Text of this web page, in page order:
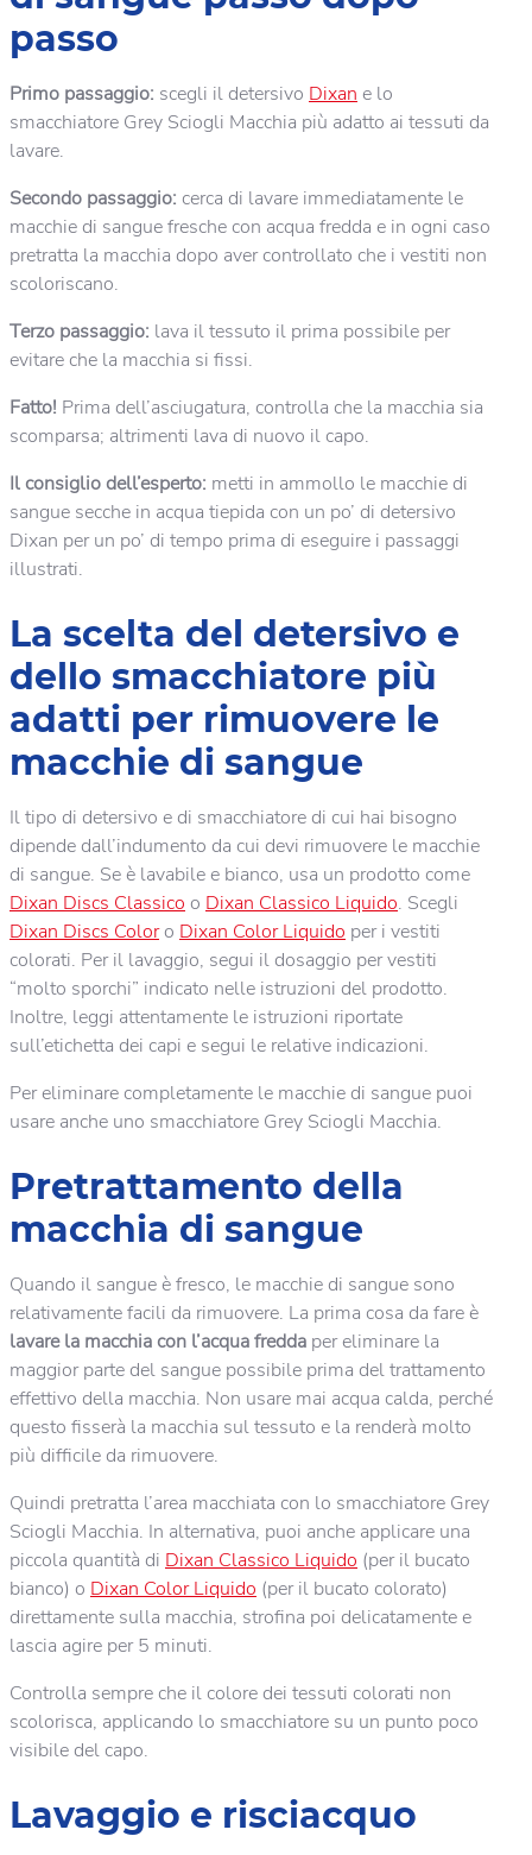
passo
Primo passaggio: scegli il detersivo Dixan e lo
smacchiatore Grey Sciogli Macchia più adatto ai tessuti da
lavare.
Secondo passaggio: cerca di lavare immediatamente le
macchie di sangue fresche con acqua fredda e in ogni caso
pretratta la macchia dopo aver controllato che i vestiti non
scoloriscano.
Terzo passaggio: lava il tessuto il prima possibile per
evitare che la macchia si fissi.
Fatto! Prima dell’asciugatura, controlla che la macchia sia
scomparsa; altrimenti lava di nuovo il capo.
Il consiglio dell’esperto: metti in ammollo le macchie di
sangue secche in acqua tiepida con un po’ di detersivo
Dixan per un po’ di tempo prima di eseguire i passaggi
illustrati.
La scelta del detersivo e
dello smacchiatore più
adatti per rimuovere le
macchie di sangue
Il tipo di detersivo e di smacchiatore di cui hai bisogno
dipende dall’indumento da cui devi rimuovere le macchie
di sangue. Se è lavabile e bianco, usa un prodotto come
Dixan Discs Classico o Dixan Classico Liquido. Scegli
Dixan Discs Coloro Dixan Color Liquido per i vestiti
colorati. Per il lavaggio, segui il dosaggio per vestiti
“molto sporchi” indicato nelle istruzioni del prodotto.
Inoltre, leggi attentamente le istruzioni riportate
sull’etichetta dei capi e segui le relative indicazioni.
Per eliminare completamente le macchie di sangue puoi
usare anche uno smacchiatore Grey Sciogli Macchia.
Pretrattamento della
macchia di sangue
Quando il sangue è fresco, le macchie di sangue sono
relativamente facili da rimuovere. La prima cosa da fare è
lavare la macchia con l’acqua fredda per eliminare la
maggior parte del sangue possibile prima del trattamento
effettivo della macchia. Non usare mai acqua calda, perché
questo fisserà la macchia sul tessuto e la renderà molto
più difficile da rimuovere.
Quindi pretratta l’area macchiata con lo smacchiatore Grey
Sciogli Macchia. In alternativa, puoi anche applicare una
piccola quantità di Dixan Classico Liquido (per il bucato
bianco) o Dixan Color Liquido (per il bucato colorato)
direttamente sulla macchia, strofina poi delicatamente e
lascia agire per 5 minuti.
Controlla sempre che il colore dei tessuti colorati non
scolorisca, applicando lo smacchiatore su un punto poco
visibile del capo.
Lavaggio e risciacquo